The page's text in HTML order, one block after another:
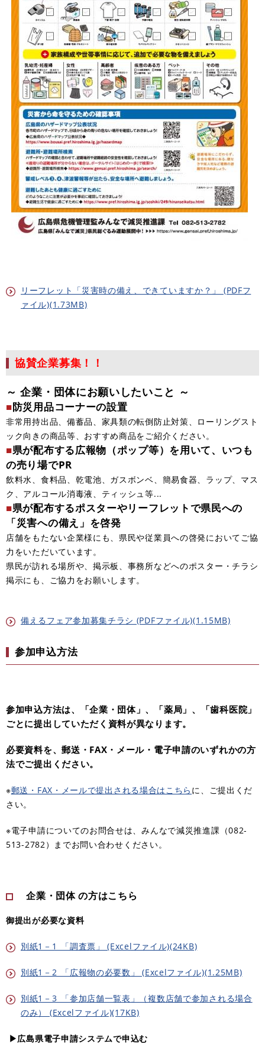
リーフレット「災害時の備え、できていますか？」 (PDFフ
ァイル)(1.73MB)
協賛企業募集！！
～ 企業・団体にお願いしたいこと ～
■防災用品コーナーの設置
非常用持出品、備蓄品、家具類の転倒防止対策、ローリングスト
ック向きの商品等、おすすめ商品をご紹介ください。
■県が配布する広報物（ポップ等）を用いて、いつも
の売り場でPR
飲料水、食料品、乾電池、ガスボンベ、簡易食器、ラップ、マス
ク、アルコール消毒液、ティッシュ等...
■県が配布するポスターやリーフレットで県民への
「災害への備え」を啓発
店舗をもたない企業様にも、県民や従業員への啓発においてご協
力をいただいています。
県民が訪れる場所や、掲示板、事務所などへのポスター・チラシ
掲示にも、ご協力をお願いします。
備えるフェア参加募集チラシ (PDFファイル)(1.15MB)
参加申込方法
参加申込方法は、「企業・団体」、「薬局」、「歯科医院」
ごとに提出していただく資料が異なります。
必要資料を、郵送・FAX・メール・電子申請のいずれかの方
法でご提出ください。
※郵送・FAX・メールで提出される場合はこちら に、ご提出くだ
さい。
※電子申請についてのお問合せは、みんなで減災推進課（082-
513-2782）までお問い合わせください。
企業・団体 の方はこちら
御提出が必要な資料
別紙1－1_「調査票」 (Excelファイル)(24KB)
別紙1－2_「広報物の必要数」 (Excelファイル)(1.25MB)
別紙1－3_「参加店舗一覧表」（複数店舗で参加される場合
のみ） (Excelファイル)(17KB)
▶広島県電子申請システムで申込む